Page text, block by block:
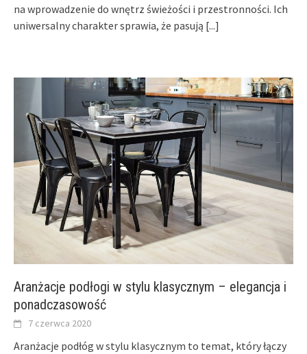
na wprowadzenie do wnętrz świeżości i przestronności. Ich
uniwersalny charakter sprawia, że pasują [...]
Aranżacje podłogi w stylu klasycznym – elegancja i
ponadczasowość
7 czerwca 2020
Aranżacje podłóg w stylu klasycznym to temat, który łączy